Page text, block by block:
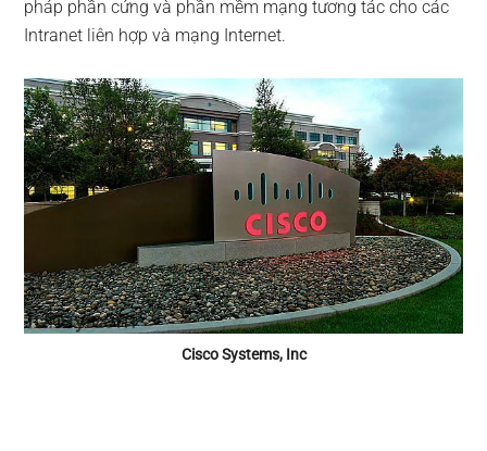
pháp phần cứng và phần mềm mạng tương tác cho các
Intranet liên hợp và mạng Internet.
Cisco Systems, Inc